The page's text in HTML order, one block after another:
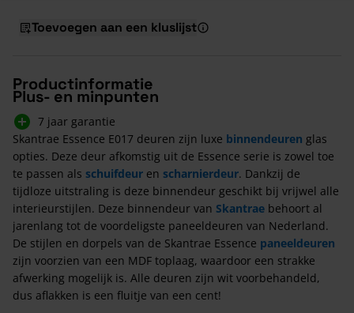
Toevoegen aan een kluslijst
Productinformatie
Plus- en minpunten
7 jaar garantie
Skantrae Essence E017 deuren zijn luxe binnendeuren glas
opties. Deze deur afkomstig uit de Essence serie is zowel toe
te passen als schuifdeur en scharnierdeur. Dankzij de
tijdloze uitstraling is deze binnendeur geschikt bij vrijwel alle
interieurstijlen. Deze binnendeur van Skantrae behoort al
jarenlang tot de voordeligste paneeldeuren van Nederland.
De stijlen en dorpels van de Skantrae Essence paneeldeuren
zijn voorzien van een MDF toplaag, waardoor een strakke
afwerking mogelijk is. Alle deuren zijn wit voorbehandeld,
dus aflakken is een fluitje van een cent!